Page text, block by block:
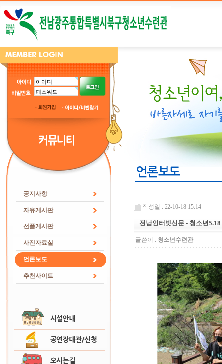
공지사항
자유게시판
선플게시판
사진자료실
언론보도
추천사이트
언론보도
작성일 : 22-10-18 15:14
전남인터넷신문 - 청소년
글쓴이 : 청소년수련관